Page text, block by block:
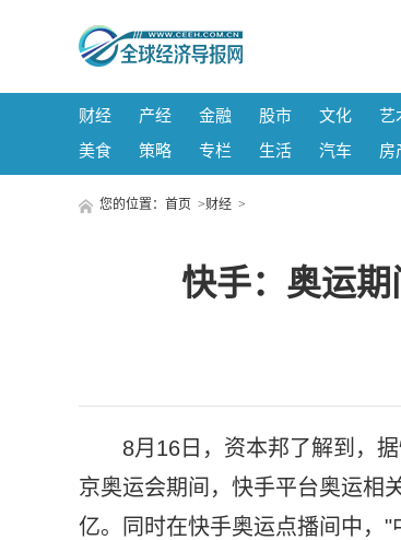
财经 产经 金融 股市 文化 艺
美食
策略 专栏 生活 汽车 房
您的位置： 首页 >财经 >
快手：奥运
8月16日，资本邦了解到，
京奥运会期间，快手平台奥运相
亿。同时在快手奥运点播间中，